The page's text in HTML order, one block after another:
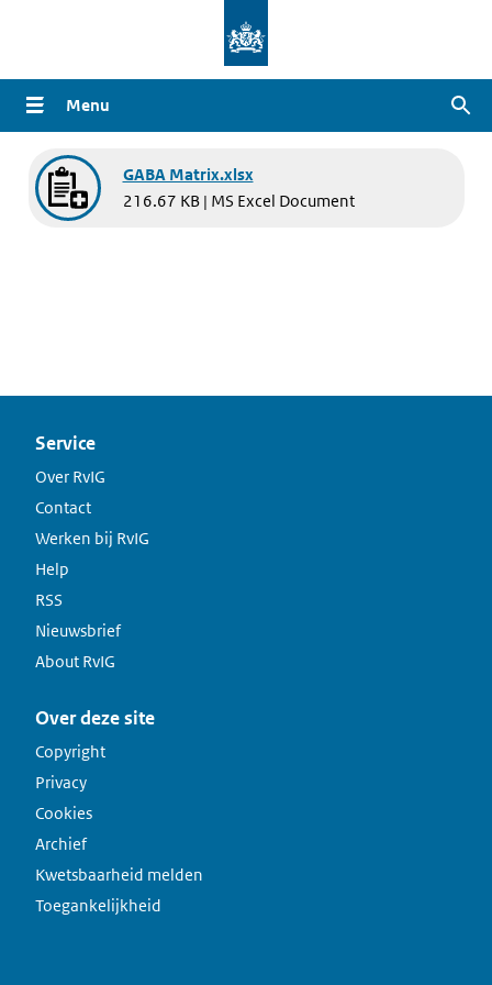
naar
de
gaan
Menu
Document
GABA Matrix.xlsx
216.67 KB | MS Excel Document
Service
Over RvIG
Contact
Werken bij RvIG
Help
RSS
Nieuwsbrief
About RvIG
Over deze site
Copyright
Privacy
Cookies
Archief
Kwetsbaarheid melden
Toegankelijkheid